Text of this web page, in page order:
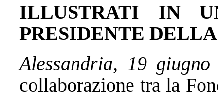
ILLUSTRATI IN
PRESIDENTE
Alessandria, 19 giugno
collaborazione tra la